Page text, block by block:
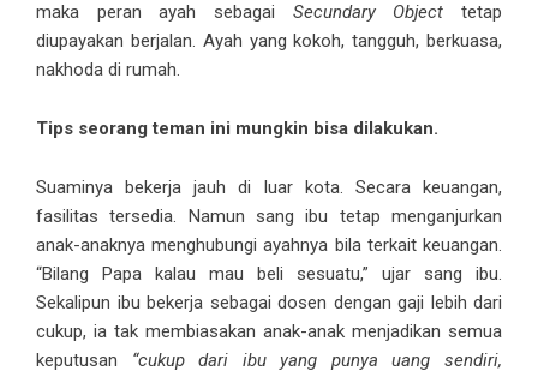
maka peran ayah sebagai Secundary Object tetap
diupayakan berjalan. Ayah yang kokoh, tangguh, berkuasa,
nakhoda di rumah.
Tips seorang teman ini mungkin bisa dilakukan.
Suaminya bekerja jauh di luar kota. Secara keuangan,
fasilitas tersedia. Namun sang ibu tetap menganjurkan
anak-anaknya menghubungi ayahnya bila terkait keuangan.
“Bilang Papa kalau mau beli sesuatu,” ujar sang ibu.
Sekalipun ibu bekerja sebagai dosen dengan gaji lebih dari
cukup, ia tak membiasakan anak-anak menjadikan semua
keputusan “cukup dari ibu yang punya uang sendiri,